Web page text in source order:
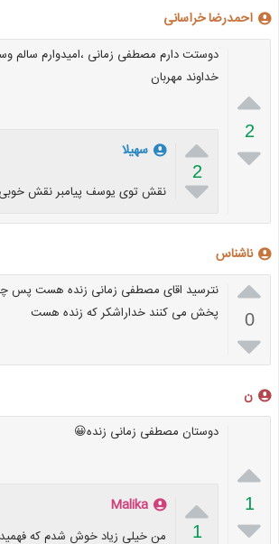
احمدرضا خراسانی

2

دوستت دارم مصطفی زمانی ،امیدوارم سالم
خداوند مهربان

2

سهیلا
نقش توی یوسف پیامبر نقش
ناشناس

0

نترسید اقای مصطفی زمانی زنده هست پس چرا
پخش می کنند خداراشکر که زنده هست
ن

1

دوستان مصطفی زمانی زنده😀

1
Malika
من خیلی زیاد خوش شدم که